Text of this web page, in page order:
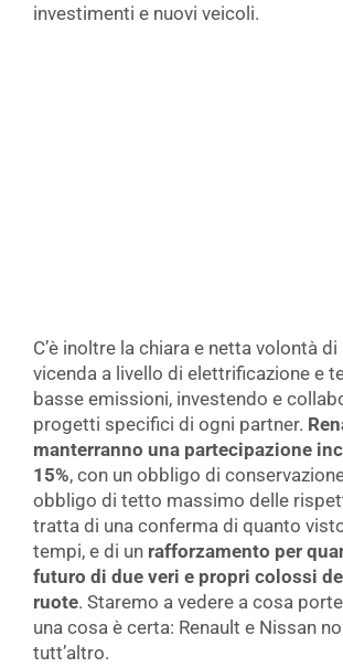
investimenti e nuovi veicoli.
C’è inoltre la chiara e netta volontà
vicenda a livello di elettrificazione e
basse emissioni, investendo e
progetti specifici di ogni partner.
manterranno una partecipazione
15%, con un obbligo di
obbligo di tetto massimo delle
tratta di una conferma di quanto
tempi, e di un rafforzamento per
futuro di due veri e propri colossi
ruote. Staremo a vedere a cosa
una cosa è certa: Renault e Nissan
tutt’altro.